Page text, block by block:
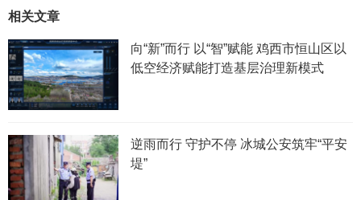
相关文章
向“新”而行 以“智”赋能 鸡西市恒山区以
低空经济赋能打造基层治理新模式
逆雨而行 守护不停 冰城公安筑牢“平安
堤”